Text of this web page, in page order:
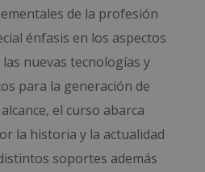
de la profesión
énfasis en los aspectos
nuevas tecnologías y
para la generación de
el curso abarca
la historia y la actualidad
soportes además